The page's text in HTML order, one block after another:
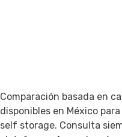
Comparación basada en
disponibles en México
self storage. Consulta